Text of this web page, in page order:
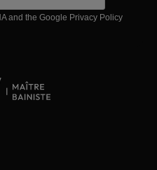
and the Google Privacy Policy